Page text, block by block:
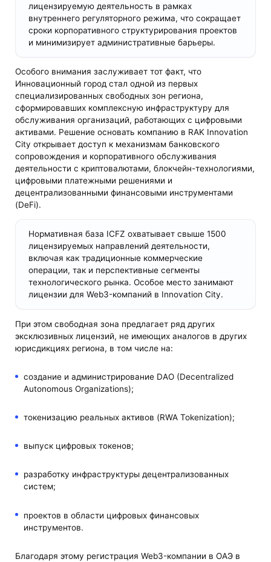
лицензируемую деятельность в рамках
внутреннего регуляторного режима, что сокращает
сроки корпоративного структурирования проектов
и минимизирует административные барьеры.
Особого внимания заслуживает тот факт, что
Инновационный город стал одной из первых
специализированных свободных зон региона,
сформировавших комплексную инфраструктуру для
обслуживания организаций, работающих с цифровыми
активами. Решение основать компанию в RAK Innovation
City открывает доступ к механизмам банковского
сопровождения и корпоративного обслуживания
деятельности с криптовалютами, блокчейн-технологиями,
цифровыми платежными решениями и
децентрализованными финансовыми инструментами
(DeFi).
Нормативная база ICFZ охватывает свыше 1500
лицензируемых направлений деятельности,
включая как традиционные коммерческие
операции, так и перспективные сегменты
технологического рынка. Особое место занимают
лицензии для Web3-компаний в Innovation City.
При этом свободная зона предлагает ряд других
эксклюзивных лицензий, не имеющих аналогов в других
юрисдикциях региона, в том числе на:
создание и администрирование DAO (Decentralized
Autonomous Organizations);
токенизацию реальных активов (RWA Tokenization);
выпуск цифровых токенов;
разработку инфраструктуры децентрализованных
систем;
проектов в области цифровых финансовых
инструментов.
Благодаря этому регистрация Web3-компании в ОАЭ в